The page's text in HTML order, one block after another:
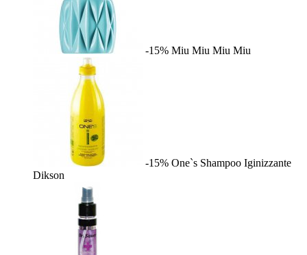
-15% Miu Miu Miu Miu
-15% One`s Shampoo Iginizzante
Dikson